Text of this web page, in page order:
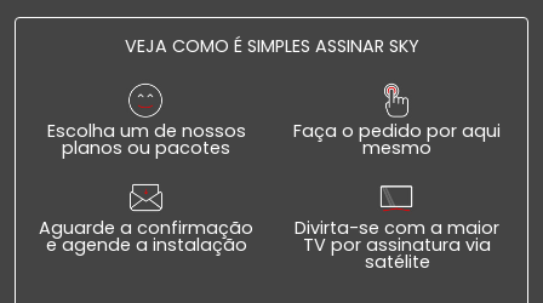
VEJA COMO É SIMPLES ASSINAR SKY
Escolha um de nossos
planos ou pacotes
Faça o pedido por aqui
mesmo
Aguarde a confirmação
e agende a instalação
Divirta-se com a maior
TV por assinatura via
satélite